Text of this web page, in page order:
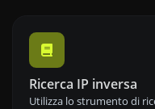
Ricerca IP inversa